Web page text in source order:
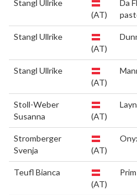
Stangl Ullrike
(AT)
Da
Stangl Ullrike
(AT)
Stangl Ullrike
(AT)
Stoll-Weber
Susanna
(AT)
Stromberger
Svenja
(AT)
Teufl Bianca
(AT)
Prim